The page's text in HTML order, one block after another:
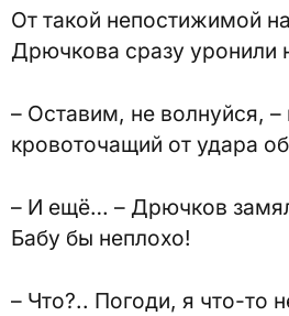
От такой непостижимой
Дрючкова сразу уронили
– Оставим, не волнуйся,
кровоточащий от удара
– И ещё… – Дрючков
Бабу бы неплохо!
– Что?.. Погоди, я что-то